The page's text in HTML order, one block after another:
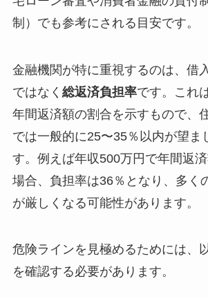
制）でも参考にされる目安です。
金融機関が特に重視するのは、借
ではなく 総返済負担率です。これ
年間返済額の割合を示すもので、
では一般的に25〜35％以内が望ま
す。例えば年収500万円で年間返
場合、負担率は36％となり、多く
が厳しくなる可能性があります。
危険ラインを見極めるためには、
を確認する必要があります。